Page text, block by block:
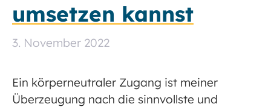
umsetzen kannst
3. November 2022
Ein körperneutraler Zugang ist meiner
Überzeugung nach die sinnvollste und